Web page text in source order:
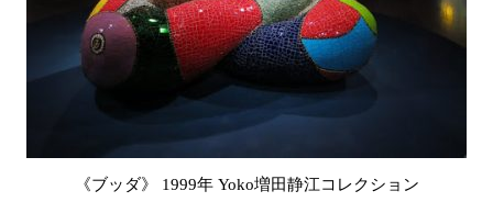
《ブッダ》 1999年 Yoko増田静江コレクション